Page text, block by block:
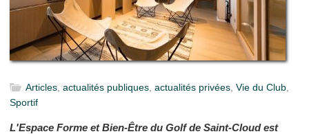
Articles actualités publiques actualités privées Vie du Club
Sportif
L'Espace Forme et Bien-Être du Golf de Saint-Cloud est